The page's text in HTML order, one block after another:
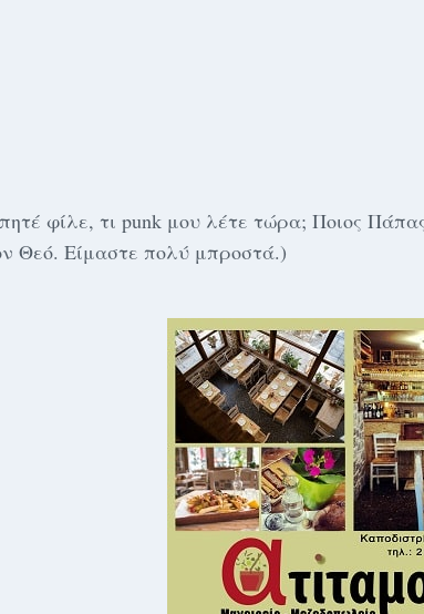
φίλε, τι punk μου λέτε τώρα; Ποιος
Θεό. Είμαστε πολύ μπροστά.)